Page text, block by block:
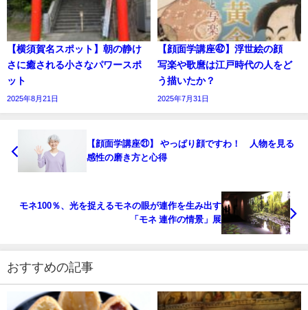
【横須賀名スポット】朝の静け
さに癒される小さなパワースポ
ット
2025年8月21日
【顔面学講座㊷】浮世絵の顔
写楽や歌麿は江戸時代の人をど
う描いたか？
2025年7月31日
【顔面学講座㉑】 やっぱり顔ですわ！ 人物を見る
感性の磨き方と心得
モネ100％、光を捉えるモネの眼が連作を生み出す
「モネ 連作の情景」展
おすすめの記事